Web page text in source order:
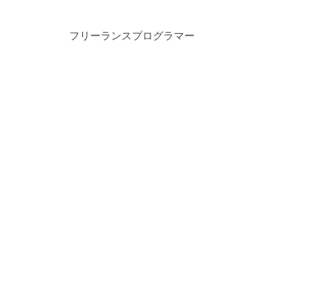
フリーランスプログラマー